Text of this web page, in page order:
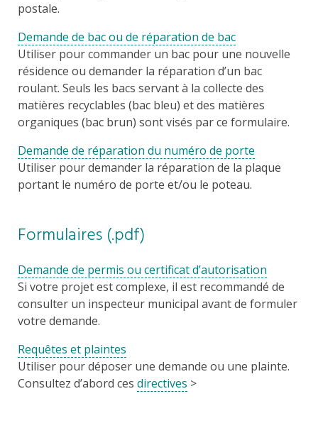
postale.
Demande de bac ou de réparation de bac
Utiliser pour commander un bac pour une nouvelle
résidence ou demander la réparation d’un bac
roulant. Seuls les bacs servant à la collecte des
matières recyclables (bac bleu) et des matières
organiques (bac brun) sont visés par ce formulaire.
Demande de réparation du numéro de porte
Utiliser pour demander la réparation de la plaque
portant le numéro de porte et/ou le poteau.
Formulaires (.pdf)
Demande de permis ou certificat d’autorisation
Si votre projet est complexe, il est recommandé de
consulter un inspecteur municipal avant de formuler
votre demande.
Requêtes et plaintes
Utiliser pour déposer une demande ou une plainte.
Consultez d’abord ces directives >